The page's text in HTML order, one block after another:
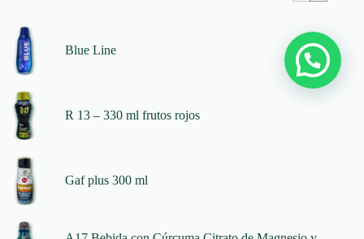
Blue Line
R 13 – 330 ml frutos rojos
Gaf plus 300 ml